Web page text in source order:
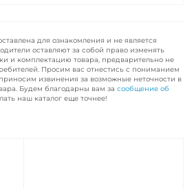
для ознакомления и не является
оставляют за собой право изменять
и комплектацию товара, предварительно не
Просим вас отнестись с пониманием
извинения за возможные неточности в
Будем благодарны вам за сообщение об
наш каталог еще точнее!